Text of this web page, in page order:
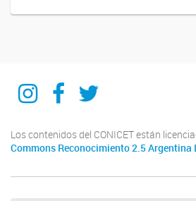
IIPGIIPG
IIPG
Los contenidos del CONICET están
Commons Reconocimiento 2.5 Argentina